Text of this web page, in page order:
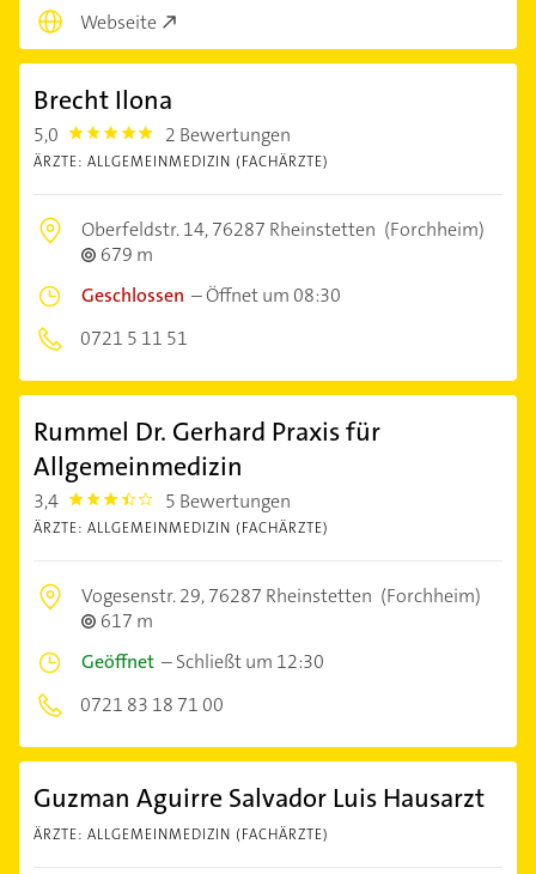
Webseite
Brecht Ilona
5,0 5.0 2 Bewertungen
ÄRZTE: ALLGEMEINMEDIZIN (FACHÄRZTE)
Oberfeldstr. 14,76287 Rheinstetten (Forchheim)
679 m
Geschlossen –Öffnet um 08:30
0721 5 11 51
Rummel Dr. Gerhard Praxis für
Allgemeinmedizin
3,4 3.4 5 Bewertungen
ÄRZTE: ALLGEMEINMEDIZIN (FACHÄRZTE)
Vogesenstr. 29,76287 Rheinstetten (Forchheim)
617 m
Geöffnet –Schließt um 12:30
0721 83 18 71 00
Guzman Aguirre Salvador Luis Hausarzt
ÄRZTE: ALLGEMEINMEDIZIN (FACHÄRZTE)